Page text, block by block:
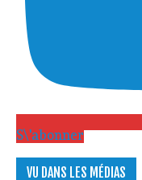
S\'abonner
VU DANS LES MÉDIAS